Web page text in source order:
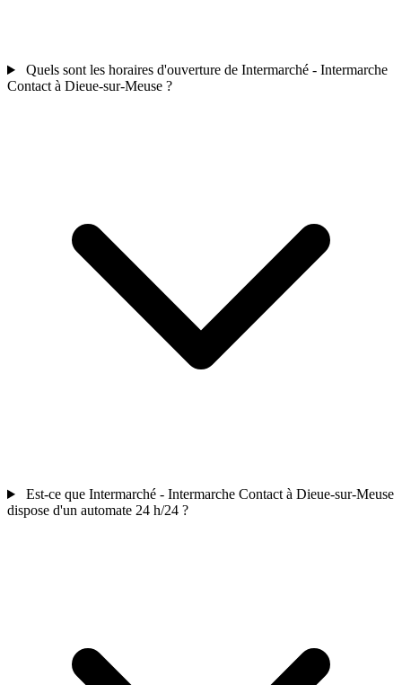
Quels sont les horaires d'ouverture de Intermarché - Intermarche
Contact à Dieue-sur-Meuse ?
Est-ce que Intermarché - Intermarche Contact à Dieue-sur-Meuse
dispose d'un automate 24 h/24 ?